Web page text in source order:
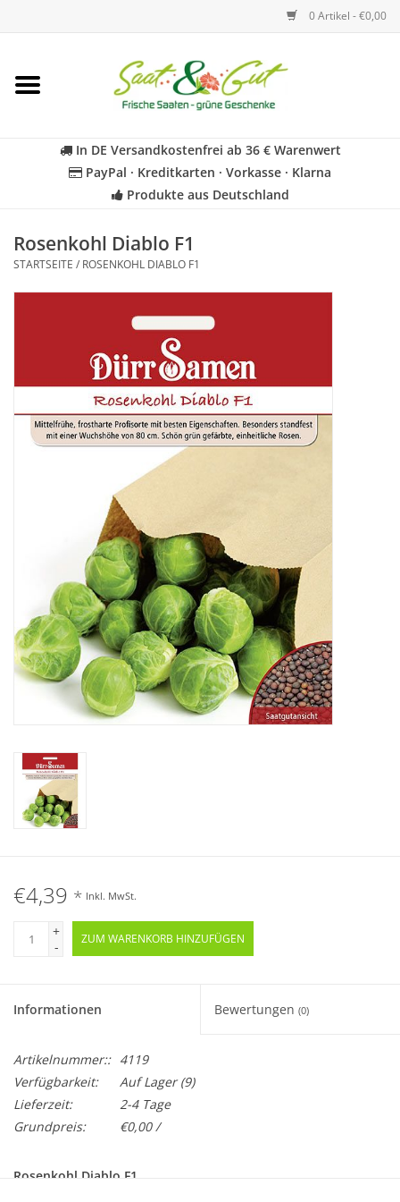
0 Artikel - €0,00
Startseite
Kräuter
Geschenkideen
Katalog
In DE Versandkostenfrei ab 36 € Warenwert
PayPal · Kreditkarten · Vorkasse · Klarna
Produkte aus Deutschland
Rosenkohl Diablo F1
STARTSEITE / ROSENKOHL DIABLO F1
€4,39 * Inkl. MwSt.
+
-
ZUM WARENKORB HINZUFÜGEN
Informationen Bewertungen (0)
Artikelnummer:: 4119
Verfügbarkeit:
Auf Lager(9)
Lieferzeit:
2-4 Tage
Grundpreis:
€0,00 /
Rosenkohl Diablo F1